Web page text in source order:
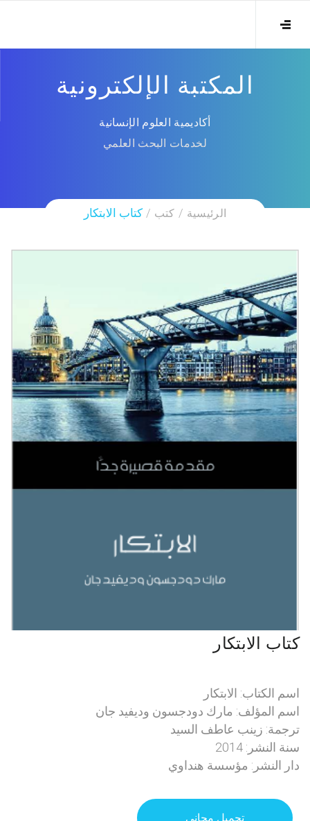
المكتبة الإلكترونية
أكاديمية العلوم الإنسانية
لخدمات البحث العلمي
الرئيسية كتب كتاب الابتكار
كتاب الابتكار
اسم الكتاب: الابتكار
اسم المؤلف: مارك دودجسون وديفيد جان
ترجمة: زينب عاطف السيد
سنة النشر: 2014
دار النشر: مؤسسة هنداوي
تحميل مجاني